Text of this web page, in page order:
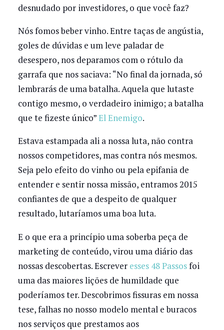
desnudado por investidores, o que você faz?
Nós fomos beber vinho. Entre taças de angústia,
goles de dúvidas e um leve paladar de
desespero, nos deparamos com o rótulo da
garrafa que nos saciava: “No final da jornada, só
lembrarás de uma batalha. Aquela que lutaste
contigo mesmo, o verdadeiro inimigo; a batalha
que te fizeste único”El Enemigo.
Estava estampada ali a nossa luta, não contra
nossos competidores, mas contra nós mesmos.
Seja pelo efeito do vinho ou pela epifania de
entender e sentir nossa missão, entramos 2015
confiantes de que a despeito de qualquer
resultado, lutaríamos uma boa luta.
E o que era a princípio uma soberba peça de
marketing de conteúdo, virou uma diário das
nossas descobertas. Escrever esses 48 Passosfoi
uma das maiores lições de humildade que
poderíamos ter. Descobrimos fissuras em nossa
tese, falhas no nosso modelo mental e buracos
nos serviços que prestamos aos